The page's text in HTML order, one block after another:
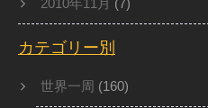
2010年11月 (7)
カテゴリー別
世界一周 (160)